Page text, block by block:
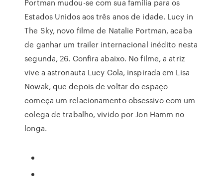
Portman mudou-se com sua família para os
Estados Unidos aos três anos de idade. Lucy in
The Sky, novo filme de Natalie Portman, acaba
de ganhar um trailer internacional inédito nesta
segunda, 26. Confira abaixo. No filme, a atriz
vive a astronauta Lucy Cola, inspirada em Lisa
Nowak, que depois de voltar do espaço
começa um relacionamento obsessivo com um
colega de trabalho, vivido por Jon Hamm no
longa.